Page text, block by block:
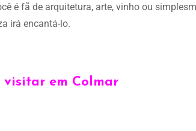
é fã de arquitetura, arte, vinho ou
irá encantá-lo.
visitar em Colmar